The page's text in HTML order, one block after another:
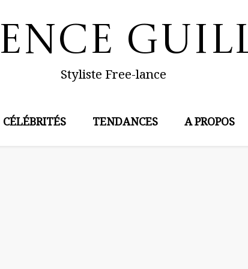
Styliste Free-lance
CÉLÉBRITÉS TENDANCES A PROPOS